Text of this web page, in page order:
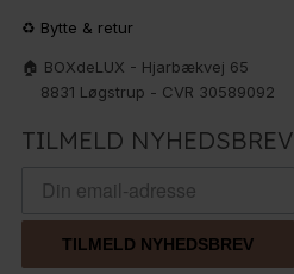
♻️ Bytte & retur
🏠 BOXdeLUX - Hjarbækvej 65
8831 Løgstrup - CVR 30589092
TILMELD NYHEDSBREV
TILMELD NYHEDSBREV